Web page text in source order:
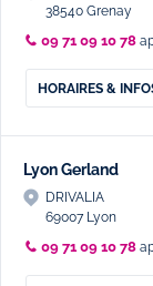
38540 Grenay
09 71 09 10 78
HORAIRES &
Lyon Gerland
DRIVALIA
69007 Lyon
09 71 09 10 78